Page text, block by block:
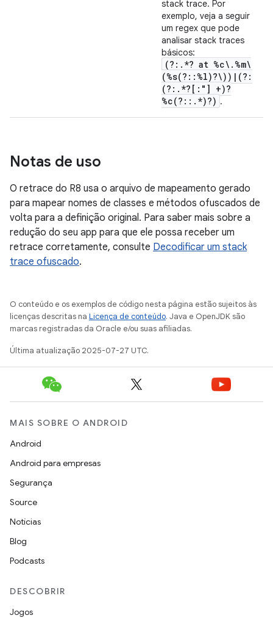
stack trace. Por
exemplo, veja a seguir
um regex que pode
analisar stack traces
básicos:
(?:.*? at %c\.%m\
(%s(?::%l)?\))|(?:
(?:.*?[:"] +)?
%c(?::.*)?) .
Notas de uso
O retrace do R8 usa o arquivo de mapeamento gerado
para mapear nomes de classes e métodos ofuscados de
volta para a definição original. Para saber mais sobre a
redução do seu app para que ele possa receber um
retrace corretamente, consulte Decodificar um stack
trace ofuscado.
O conteúdo e os exemplos de código nesta página estão sujeitos às
licenças descritas na Licença de conteúdo. Java e OpenJDK são
marcas registradas da Oracle e/ou suas afiliadas.
Última atualização 2025-07-27 UTC.
MAIS SOBRE O ANDROID
Android
Android para empresas
Segurança
Source
Notícias
Blog
Podcasts
DESCOBRIR
Jogos